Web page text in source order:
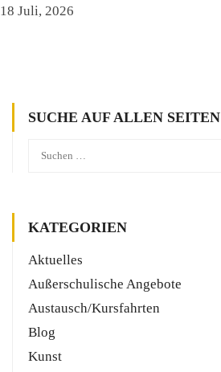
18 Juli, 2026
SUCHE AUF ALLEN SEITEN
KATEGORIEN
Aktuelles
Außerschulische Angebote
Austausch/Kursfahrten
Blog
Kunst